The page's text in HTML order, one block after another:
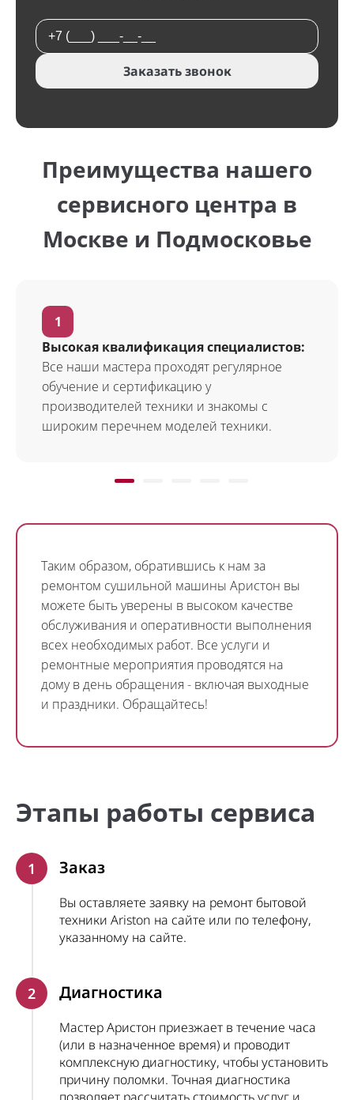
Заказать звонок
Преимущества нашего
сервисного центра в
Москве и Подмосковье
Высокая квалификация специалистов:
Все наши мастера проходят регулярное
обучение и сертификацию у
производителей техники и знакомы с
широким перечнем моделей техники.
Таким образом, обратившись к нам за
ремонтом сушильной машины Аристон вы
можете быть уверены в высоком качестве
обслуживания и оперативности выполнения
всех необходимых работ. Все услуги и
ремонтные мероприятия проводятся на
дому в день обращения - включая выходные
и праздники. Обращайтесь!
Этапы работы сервиса
1 Заказ
Вы оставляете заявку на ремонт бытовой
техники Ariston на сайте или по телефону,
указанному на сайте.
2 Диагностика
Мастер Аристон приезжает в течение часа
(или в назначенное время) и проводит
комплексную диагностику, чтобы установить
причину поломки. Точная диагностика